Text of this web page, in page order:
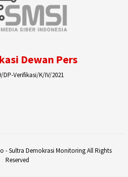
Dewan Pers
DP-Verifikasi/K/IV/2021
- Sultra Demokrasi Monitoring All Rights
Reserved